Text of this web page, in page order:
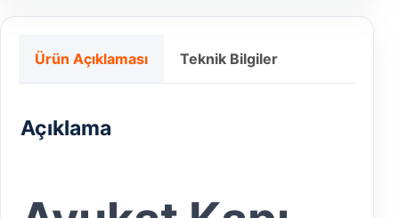
Ürün Açıklaması Teknik Bilgiler
Açıklama